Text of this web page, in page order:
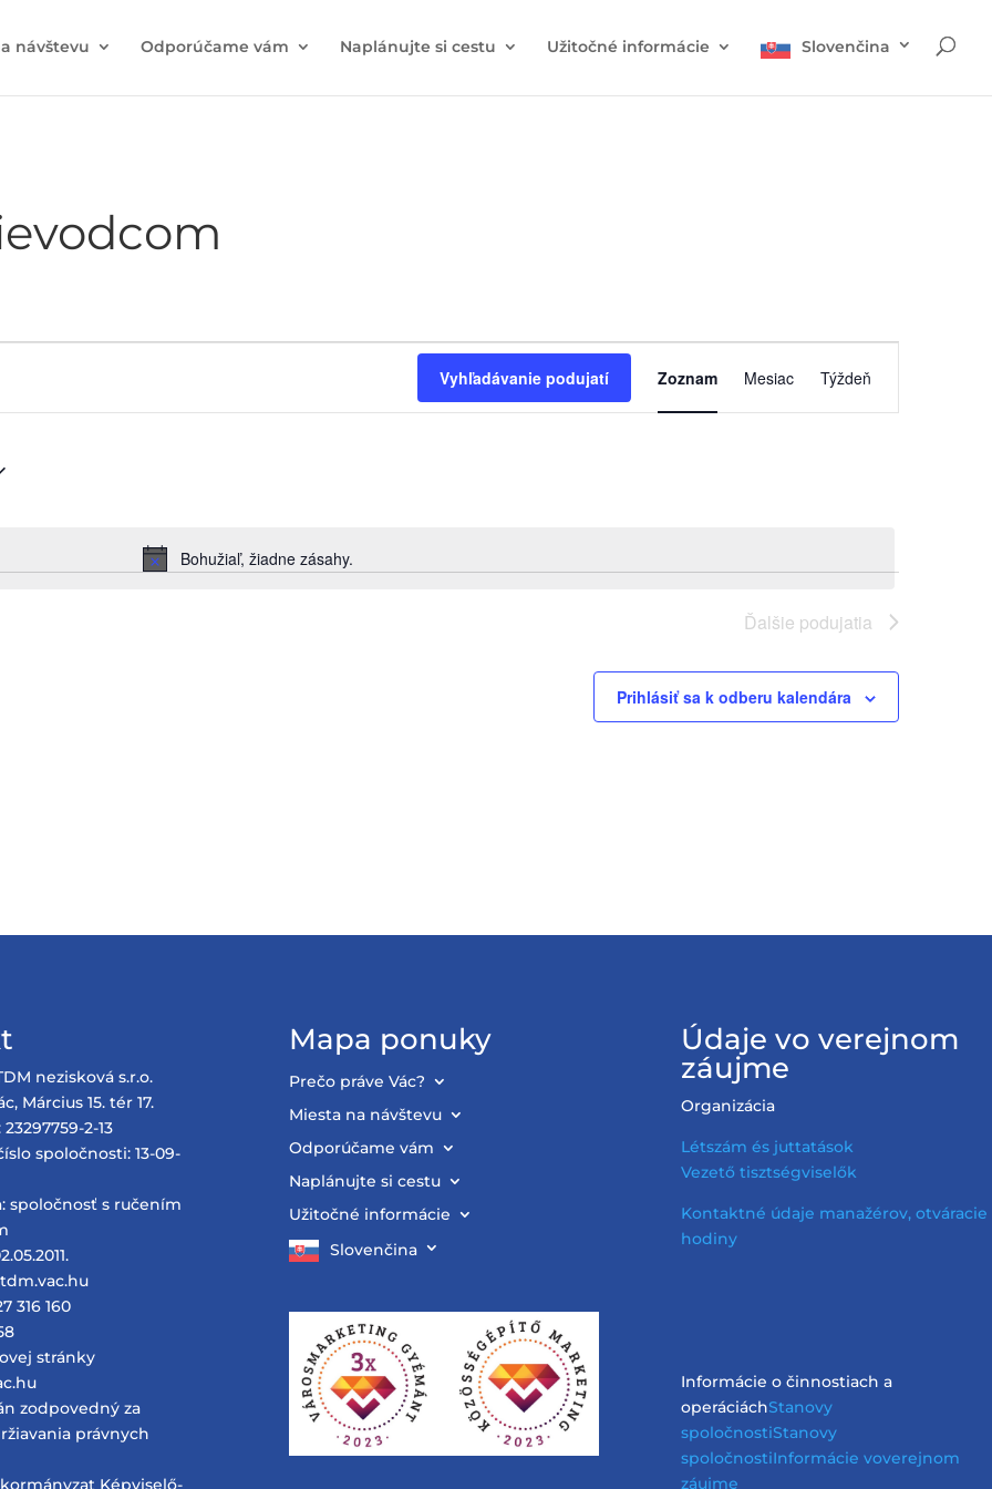
návštevu Odporúčame vám Naplánujte si cestu Užitočné informácie Slovenčina
Notice
Bohužiaľ, žiadne zásahy.
Vyhľadávanie podujatí
v
Zoznam Mesiac Týždeň
Ďalšie podujatia
Prihlásiť sa k odberu kalendára
nezisková s.r.o.
Március 15. tér 17.
2-13
spoločnosti: 13-09-
spoločnosť s ručením
316 160
stránky
zodpovedný za
právnych
Képviselő-
Mapa ponuky
Prečo práve Vác?
Miesta na návštevu
Odporúčame vám
Naplánujte si cestu
Užitočné informácie
Slovenčina
Údaje vo verejnom
záujme
Organizácia
Létszám és juttatások
Vezető tisztségviselők
Kontaktné údaje manažérov, otváracie
hodiny
Informácie o činnostiach a
operáciáchStanovy
spoločnostiStanovy
spoločnostiInformácie voverejnom
záujme